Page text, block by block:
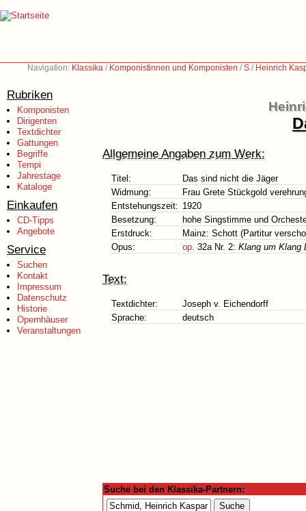
Navigation: Klassika / Komponistinnen und Komponisten /S / Heinrich
Rubriken
Komponisten
Dirigenten
Textdichter
Gattungen
Begriffe
Tempi
Jahrestage
Kataloge
Einkaufen
CD-Tipps
Angebote
Service
Suchen
Kontakt
Impressum
Datenschutz
Historie
Opernhäuser
Veranstaltungen
Allgemeine Angaben zum Werk:
Titel:
Das sind nicht die Jäger
Widmung:
Frau Grete Stückgold
Entstehungszeit: 1920
Besetzung:
hohe Singstimme und
Erstdruck:
Mainz: Schott (Partitur
Opus:
op. 32a Nr. 2: Klang um Klang
Text:
Textdichter:
Joseph v. Eichendorff
Sprache:
deutsch
Suche bei den Klassika-Partnern: